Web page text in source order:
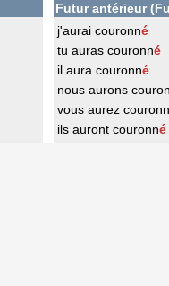
Futur antérieur
j'aurai couronné
tu auras couronné
il aura couronné
nous aurons
vous aurez couronn
ils auront couronné